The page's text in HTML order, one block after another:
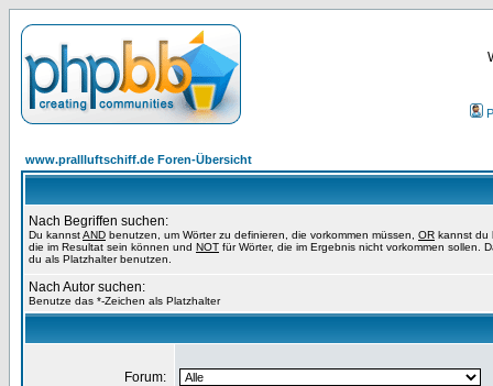
www.prallluftschiff.de Foren-Übersicht
Nach Begriffen suchen:
Du kannstAND benutzen, um Wörter zu definieren, die vorkommen müssen, OR kannst du
die im Resultat sein können und NOT für Wörter, die im Ergebnis nicht vorkommen sollen.
du als Platzhalter benutzen.
Nach Autor suchen:
Benutze das *-Zeichen als Platzhalter
Forum: